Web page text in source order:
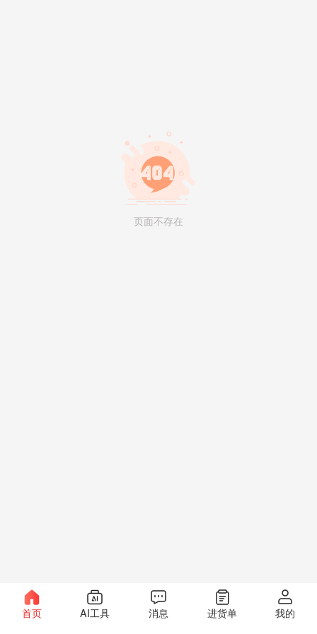
页面不存在
首页 AI工具 消息 进货单 我的